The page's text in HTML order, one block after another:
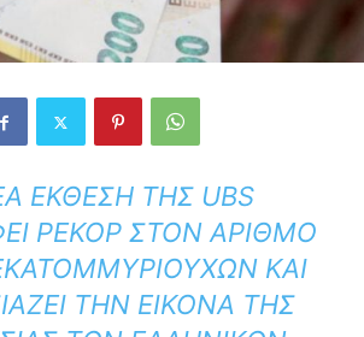
ΈΚΘΕΣΗ ΤΗΣ UBS
ΡΕΚΌΡ ΣΤΟΝ ΑΡΙΘΜΌ
ΚΑΙ
ΤΗΝ ΕΙΚΌΝΑ ΤΗΣ